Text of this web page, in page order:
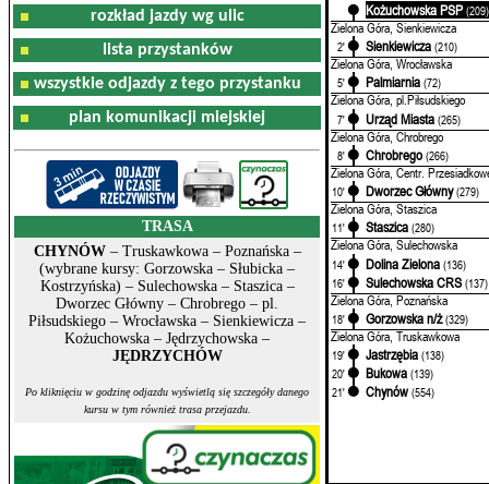
rozkład jazdy wg ulic
lista przystanków
wszystkie odjazdy z tego przystanku
plan komunikacji miejskiej
TRASA
CHYNÓW– Truskawkowa – Poznańska –
(wybrane kursy: Gorzowska – Słubicka –
Kostrzyńska) – Sulechowska – Staszica –
Dworzec Główny – Chrobrego – pl.
Piłsudskiego – Wrocławska – Sienkiewicza –
Kożuchowska – Jędrzychowska –
JĘDRZYCHÓW
Po kliknięciu w godzinę odjazdu wyświetlą się szczegóły danego
kursu w tym również trasa przejazdu.
Kożuchowska PSP (209)
Zielona Góra, Sienkiewicza
2' Sienkiewicza (210)
Zielona Góra, Wrocławska
5' Palmiarnia (72)
Zielona Góra, pl.Piłsudskiego
7' Urząd Miasta (265)
Zielona Góra, Chrobrego
8' Chrobrego (266)
Zielona Góra, Centr.
10' Dworzec Główny (279)
Zielona Góra, Staszica
11' Staszica (280)
Zielona Góra, Sulechowska
14' Dolina Zielona (136)
16'
Sulechowska CRS (137)
Zielona Góra, Poznańska
18' Gorzowska n/ż (329)
Zielona Góra, Truskawkowa
19' Jastrzębia (138)
20'
Bukowa (139)
21'
Chynów (554)